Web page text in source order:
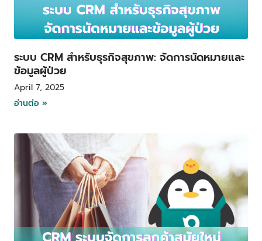
ระบบ CRM สำหรับธุรกิจสุขภาพ: จัดการนัดหมายและ
ข้อมูลผู้ป่วย
April 7, 2025
อ่านต่อ »